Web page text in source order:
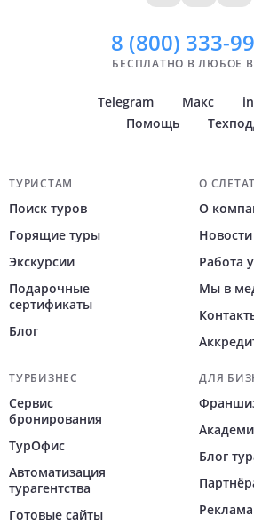
8 (800) 333-
БЕСПЛАТНО В ЛЮБОЕ
Telegram Макс
Помощь
Навигация по сайту
ТУРИСТАМ
Поиск туров
Горящие туры
Экскурсии
Подарочные
сертификаты
Блог
О
О
Новости
Работа
Мы в
ТУРБИЗНЕС
Сервис
бронирования
ТурОфис
Автоматизация
турагентства
Готовые сайты
ДЛЯ
Блог
Реклама